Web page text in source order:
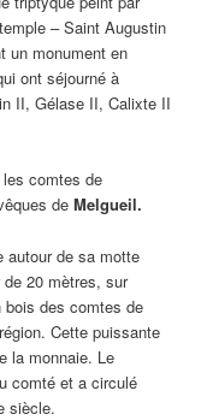
– Saint Augustin
un monument en
ont séjourné à
II, Gélase II, Calixte II
comtes de
deMelgueil.
autour de sa motte
de 20 mètres, sur
bois des comtes de
Cette puissante
la monnaie. Le
comté et a circulé
siècle.